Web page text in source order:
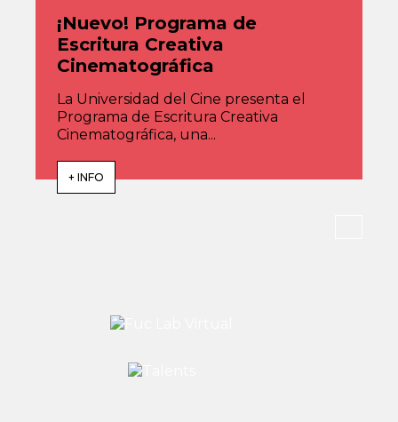
¡Nuevo! Programa de
Escritura Creativa
Cinematográfica
La Universidad del Cine presenta el
Programa de Escritura Creativa
Cinematográfica, una...
+ INFO